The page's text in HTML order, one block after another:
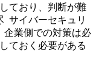
ており、判断が難
サイバーセキュリ
企業側での対策は必
ておく必要がある